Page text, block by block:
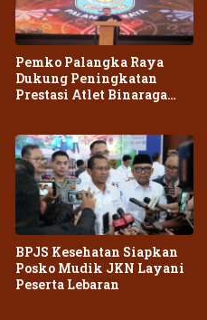
Pemko Palangka Raya
Dukung Peningkatan
Prestasi Atlet Binaraga
BPJS Kesehatan Siapkan
Posko Mudik JKN Layani
Peserta Lebaran